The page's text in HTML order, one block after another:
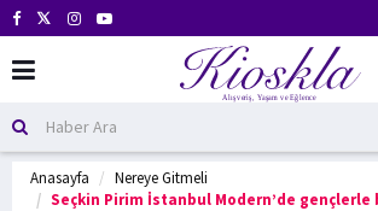
Anasayfa
Nereye Gitmeli
Seçkin Pirim İstanbul Modern’de gençlerle